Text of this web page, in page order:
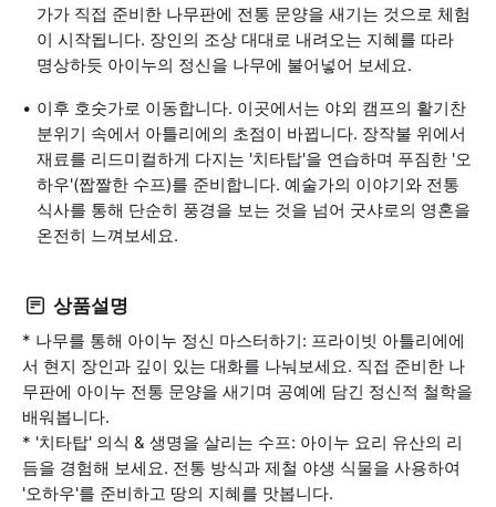
가가 직접 준비한 나무판에 전통 문양을 새기는 것으로 체험
이 시작됩니다. 장인의 조상 대대로 내려오는 지혜를 따라
명상하듯 아이누의 정신을 나무에 불어넣어 보세요.
이후 호숫가로 이동합니다. 이곳에서는 야외 캠프의 활기찬
분위기 속에서 아틀리에의 초점이 바뀝니다. 장작불 위에서
재료를 리드미컬하게 다지는 '치타탑'을 연습하며 푸짐한 '오
하우'(짭짤한 수프)를 준비합니다. 예술가의 이야기와 전통
식사를 통해 단순히 풍경을 보는 것을 넘어 굿샤로의 영혼을
온전히 느껴보세요.
상품설명
* 나무를 통해 아이누 정신 마스터하기: 프라이빗 아틀리에에
서 현지 장인과 깊이 있는 대화를 나눠보세요. 직접 준비한 나
무판에 아이누 전통 문양을 새기며 공예에 담긴 정신적 철학을
배워봅니다.
* '치타탑' 의식 & 생명을 살리는 수프: 아이누 요리 유산의 리
듬을 경험해 보세요. 전통 방식과 제철 야생 식물을 사용하여
'오하우'를 준비하고 땅의 지혜를 맛봅니다.